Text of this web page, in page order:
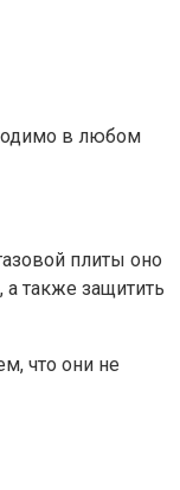
в любом
плиты оно
а также защитить
что они не